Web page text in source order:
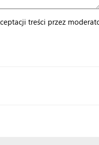
treści przez